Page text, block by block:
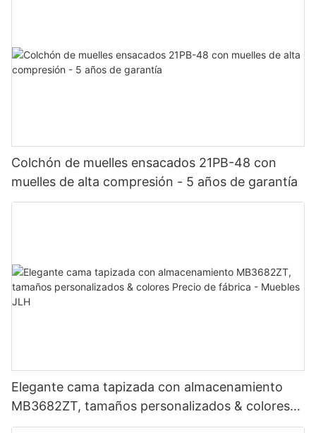
Colchón de muelles ensacados 21PB-48 con
muelles de alta compresión - 5 años de garantía
Elegante cama tapizada con almacenamiento
MB3682ZT, tamaños personalizados & colores
Precio de fábrica - Muebles JLH